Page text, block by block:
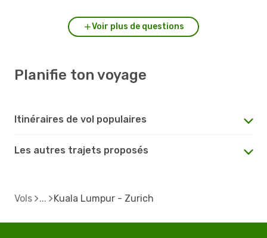
Voir plus de questions
Planifie ton voyage
Itinéraires de vol populaires
Les autres trajets proposés
Vols Kuala Lumpur - Zurich